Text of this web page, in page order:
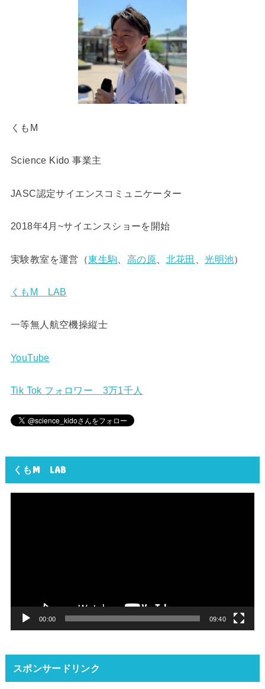
くもM
Science Kido 事業主
JASC認定サイエンスコミュニケーター
2018年4月~サイエンスショーを開始
実験教室を運営（東生駒 高の原 北花田 、光明池）
くもM LAB
一等無人航空機操縦士
YouTube
Tik Tok フォロワー 3万1千人
くもM LAB
00:00 09:40
スポンサードリンク